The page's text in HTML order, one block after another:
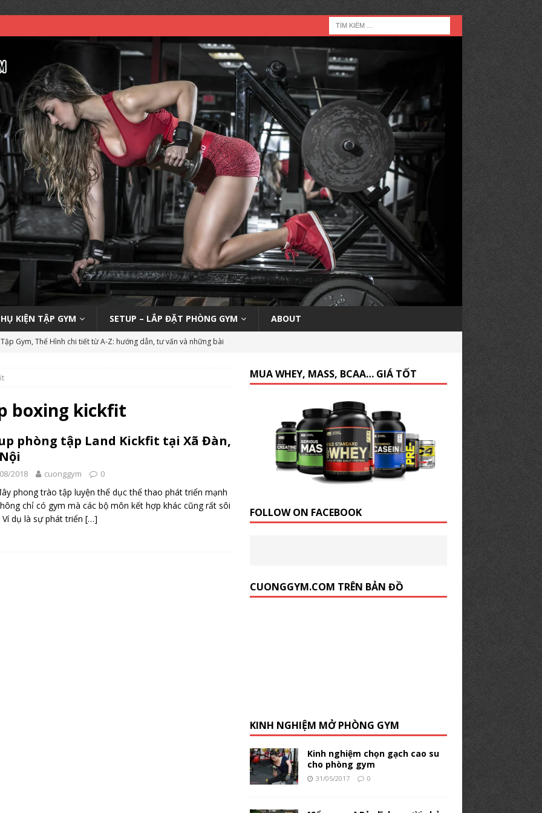
KIỆN TẬP GYM SETUP – LẮP ĐẶT PHÒNG GYM ABOUT
Gym, Thể Hình chi tiết từ A-Z: hướng dẫn, tư vấn và những bài
270 tại phòng gym | Nên hay không nên?
viên Gym (Thể hình – Fitness) tại TP HCM tháng 9/2019
Gym Trên Toàn Quốc
dân: Thái Hòa Gym tại Nghệ An
CÁC DỰ ÁN SETUP PHÒNG
thông: HC Fitness tại TP. Hải Dương
boxing kickfit
phòng tập Land Kickfit tại Xã Đàn,
2018 cuonggym 0
phong trào tập luyện thể dục thể thao phát triển mạnh
chỉ có gym mà các bộ môn kết hợp khác cũng rất sôi
Ví dụ là sự phát triển […]
MUA WHEY, MASS, BCAA… GIÁ TỐT
FOLLOW ON FACEBOOK
CUONGGYM.COM TRÊN BẢN ĐỒ
KINH NGHIỆM MỞ PHÒNG GYM
Kinh nghiệm chọn gạch cao su
cho phòng gym
31/05/2017 0